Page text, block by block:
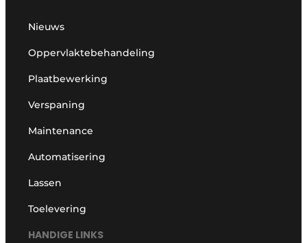
Nieuws
Oppervlaktebehandeling
Plaatbewerking
Verspaning
Maintenance
Automatisering
Lassen
Toelevering
HANDIGE LINKS